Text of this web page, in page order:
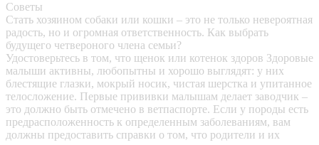
Советы
Стать хозяином собаки или кошки – это не только невероятная
радость, но и огромная ответственность. Как выбрать
будущего четвероного члена семьи?
Удостоверьтесь в том, что щенок или котенок здоров Здоровые
малыши активны, любопытны и хорошо выглядят: у них
блестящие глазки, мокрый носик, чистая шерстка и упитанное
телосложение. Первые прививки малышам делает заводчик –
это должно быть отмечено в ветпаспорте. Если у породы есть
предрасположенность к определенным заболеваниям, вам
должны предоставить справки о том, что родители и их